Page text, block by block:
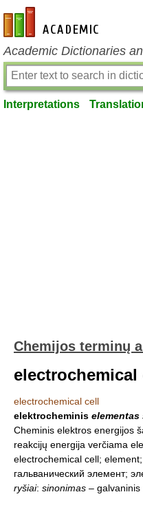
en-academic.com
Academic Dictionaries
Interpretations
Chemijos terminų
electrochemical
electrochemical cell
elektrocheminis elementas
Cheminis elektros energijos
reakcijų energija verčiama
electrochemical cell;
гальванический элемент;
ryšiai: sinonimas –